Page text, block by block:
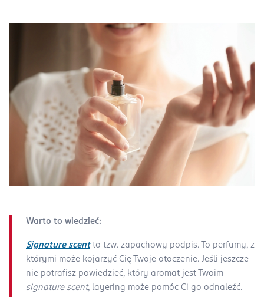
Warto to wiedzieć:
Signature scentto tzw. zapachowy podpis. To perfumy, z
którymi może kojarzyć Cię Twoje otoczenie. Jeśli jeszcze
nie potrafisz powiedzieć, który aromat jest Twoim
signature scent, layering może pomóc Ci go odnaleźć.